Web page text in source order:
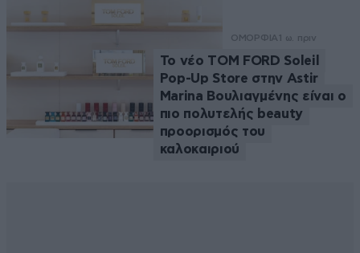
ΟΜΟΡΦΙΑ 1 ω. πριν
Το νέο TOM FORD Soleil
Pop-Up Store στην Astir
Marina Βουλιαγμένης είναι ο
πιο πολυτελής beauty
προορισμός του
καλοκαιριού